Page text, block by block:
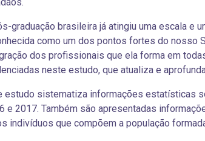
graduação brasileira já atingiu uma escala e
como um dos pontos fortes do nosso
dos profissionais que ela forma em
neste estudo, que atualiza e
estudo sistematiza informações estatísticas
e 2017. Também são apresentadas
indivíduos que compõem a população